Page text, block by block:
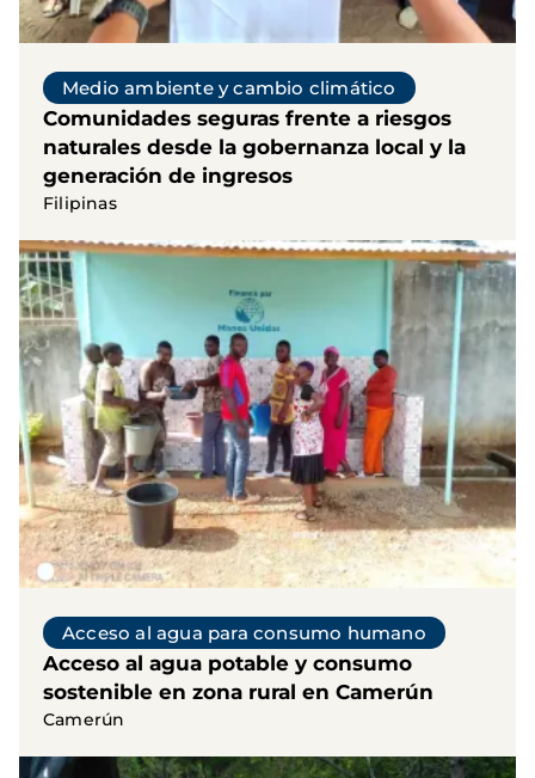
Medio ambiente y cambio climático
Comunidades seguras frente a riesgos
naturales desde la gobernanza local y la
generación de ingresos
Filipinas
Acceso al agua para consumo humano
Acceso al agua potable y consumo
sostenible en zona rural en Camerún
Camerún